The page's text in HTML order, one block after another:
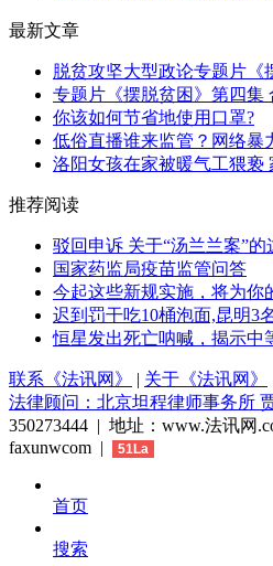
最新文章
脱贫攻坚大型政论专题片《
专题片《摆脱贫困》第四集
你该如何节省地使用口罩?
低俗直播谁来监管？网络暴
洛阳女孩在家被暖气工猥亵
推荐阅读
驳回申诉 关于“汤兰兰案”
国家药监局疫苗监管问答
今起这些新规实施，将为你
迟到罚干吃10桶泡面,昆明3
恒星发出死亡呐喊，揭示中
联系《法讯网》 | 关于《法讯网》
法律顾问：北京坦程律师事务所
350273444 | 地址：www.法讯网
faxunwcom |
51La
首页
搜索